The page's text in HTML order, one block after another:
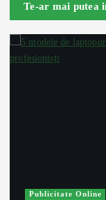
Te-ar mai putea
Publicitate Online